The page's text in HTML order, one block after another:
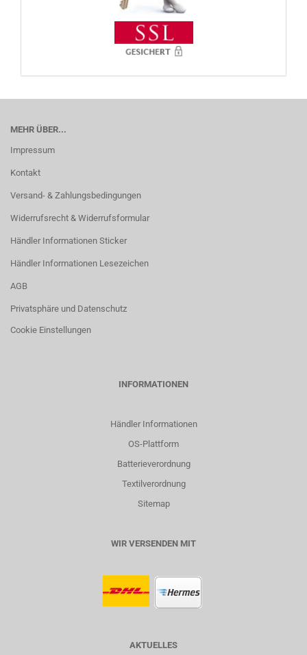
MEHR ÜBER...
Impressum
Kontakt
Versand- & Zahlungsbedingungen
Widerrufsrecht & Widerrufsformular
Händler Informationen Sticker
Händler Informationen Lesezeichen
AGB
Privatsphäre und Datenschutz
Cookie Einstellungen
INFORMATIONEN
Händler Informationen
OS-Plattform
Batterieverordnung
Textilverordnung
Sitemap
WIR VERSENDEN MIT
AKTUELLES